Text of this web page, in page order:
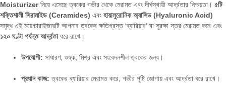
Moisturizerনিয়ে এসেছে ত্বকের গভীর থেকে মেরামত এবং দীর্ঘস্থায়ী আর্দ্রতার নিশ্চয়তা। ৫টি
শক্তিশালী সিরামাইড (Ceramides) এবং হায়ালুরোনিক অ্যাসিড (Hyaluronic Acid)
সমৃদ্ধ এই ময়েশ্চারাইজারটি আপনার ত্বকের ক্ষতিগ্রস্ত ‘ব্যারিয়ার’ বা সুরক্ষা স্তর মেরামত করে এবং
১২০ ঘণ্টা পর্যন্ত আর্দ্রতাধরে রাখে।
উপযোগী: সাধারণ, শুষ্ক, মিশ্র এবং সংবেদনশীল ত্বকের জন্য।
প্রধান কাজ: ত্বকের ব্যারিয়ার মেরামত করে, গভীর পুষ্টি জোগায় এবং আর্দ্রতা ধরে রাখে।